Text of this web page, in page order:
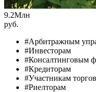
9.2Млн
руб.
#Арбитражным
#Инвесторам
#Консалтинговым
#Кредиторам
#Участникам торгов
#Риелторам